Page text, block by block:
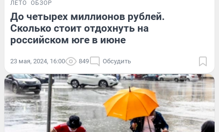
ЛЕТО ОБЗОР
До четырех миллионов рублей.
Сколько стоит отдохнуть на
российском юге в июне
23 мая, 2024, 16:00 849 Обсудить